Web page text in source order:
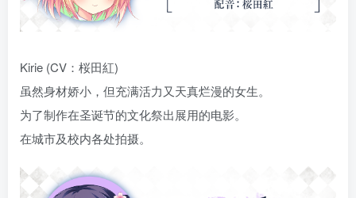
Kirie (CV：桜田紅)
虽然身材娇小，但充满活力又天真烂漫的女生。
为了制作在圣诞节的文化祭出展用的电影。
在城市及校内各处拍摄。